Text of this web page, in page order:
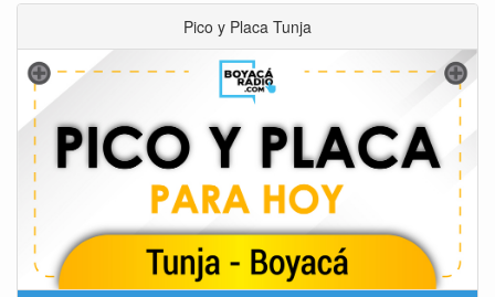
Pico y Placa Tunja